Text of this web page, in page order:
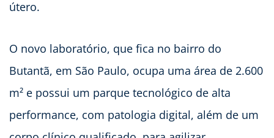
útero.
O novo laboratório, que fica no bairro do
Butantã, em São Paulo, ocupa uma área de 2.600
m² e possui um parque tecnológico de alta
performance, com patologia digital, além de um